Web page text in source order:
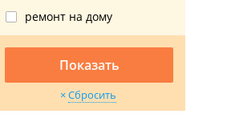
ремонт на дому
Показать
Сбросить